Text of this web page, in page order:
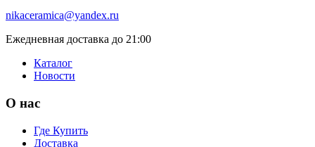
nikaceramica@yandex.ru
Ежедневная доставка до 21:00
Каталог
Новости
О нас
Где Купить
Доставка